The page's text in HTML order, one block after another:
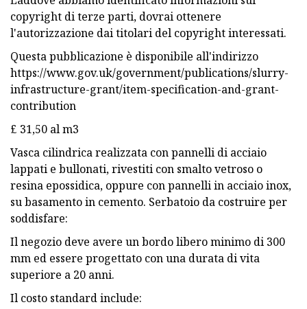
copyright di terze parti, dovrai ottenere
l'autorizzazione dai titolari del copyright interessati.
Questa pubblicazione è disponibile all'indirizzo
https://www.gov.uk/government/publications/slurry-
infrastructure-grant/item-specification-and-grant-
contribution
£ 31,50 al m3
Vasca cilindrica realizzata con pannelli di acciaio
lappati e bullonati, rivestiti con smalto vetroso o
resina epossidica, oppure con pannelli in acciaio inox,
su basamento in cemento. Serbatoio da costruire per
soddisfare:
Il negozio deve avere un bordo libero minimo di 300
mm ed essere progettato con una durata di vita
superiore a 20 anni.
Il costo standard include: